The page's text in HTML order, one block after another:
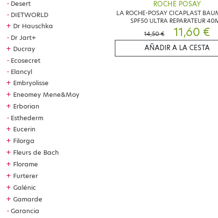
Desert
DIETWORLD
+ Dr Hauschka
Dr Jart+
+ Ducray
Ecosecret
Elancyl
+ Embryolisse
+ Eneomey Mene&Moy
+ Erborian
Esthederm
+ Eucerin
+ Filorga
+ Fleurs de Bach
+ Florame
+ Furterer
+ Galénic
+ Gamarde
Garancia
ROCHE POSAY
LA ROCHE-POSAY CICAPLAST
SPF50 ULTRA REPARATEUR
14,50 €
11,60 €
AÑADIR A LA CESTA